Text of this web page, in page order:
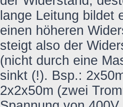
lange Leitung bildet
einen höheren
steigt also der
(nicht durch eine
sinkt (!). Bsp.:
2x2x50m (zwei